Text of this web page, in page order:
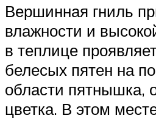
Вершинная гниль
влажности и
в теплице
белесых пятен на
области пятнышка,
цветка. В этом